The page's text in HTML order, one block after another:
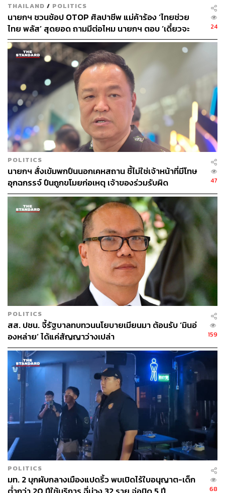
THAILAND / POLITICS
นายกฯ ชวนช้อป OTOP ศิลปาชีพ แม่ค้าร้อง ‘ไทยช่วย
ไทย พลัส’ สุดยอด ถามมีต่อไหม นายกฯ ตอบ ‘เดี๋ยวจะ
พยายาม’
24
POLITICS
นายกฯ สั่งเข้มพกปืนนอกเคหสถาน ชี้ไม่ใช่เจ้าหน้าที่มีโทษ
อุกฉกรรจ์ ปืนถูกขโมยก่อเหตุ เจ้าของร่วมรับผิด
47
POLITICS
สส. ปชน. จี้รัฐบาลทบทวนนโยบายเมียนมา ต้อนรับ ‘มินอ่
องหล่าย’ ได้แค่สัญญาว่างเปล่า
159
POLITICS
มท. 2 บุกผับกลางเมืองแปดริ้ว พบเปิดไร้ใบอนุญาต-เด็ก
68